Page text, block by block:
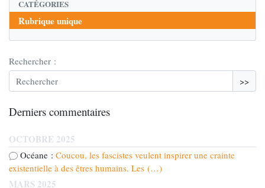
CATÉGORIES
Rubrique unique
Rechercher :
>>
Derniers commentaires
OCTOBRE 2025
Océane : Coucou, les fascistes veulent inspirer une crainte
existentielle à des êtres humains. Les (…)
MARS 2025